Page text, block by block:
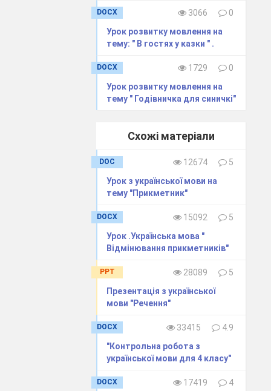
DOCX 3066
0
Урок розвитку мовлення на
тему: " В гостях у казки " .
DOCX 1729
0
Урок розвитку мовлення на
тему " Годівничка для синичкі"
Схожі матеріали
DOC 12674
5
Урок з української мови на
тему "Прикметник"
DOCX 15092
5
Урок .Українська мова "
Відмінювання прикметників"
PPT 28089
5
Презентація з української
мови "Речення"
DOCX 33415
4.9
"Контрольна робота з
української мови для 4 класу"
DOCX 17419
4